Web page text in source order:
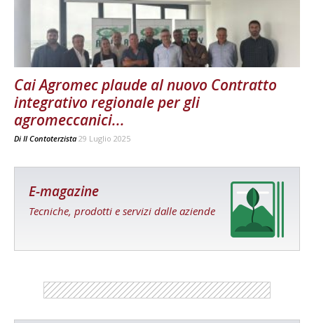
Cai Agromec plaude al nuovo Contratto
integrativo regionale per gli
agromeccanici...
Di Il Contoterzista 29 Luglio 2025
E-magazine
Tecniche, prodotti e servizi dalle aziende